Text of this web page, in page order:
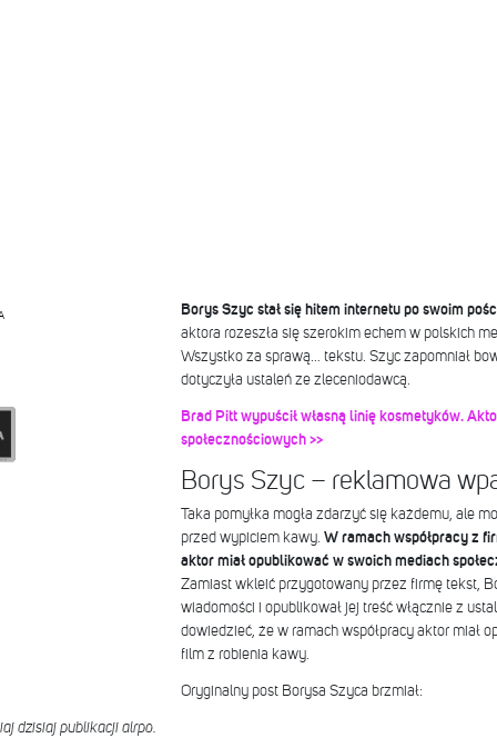
Borys Szyc stał się hitem internetu po swoim
aktora rozeszła się szerokim echem w polskich
Wszystko za sprawą… tekstu. Szyc zapomniał
dotyczyła ustaleń ze zleceniodawcą.
Brad Pitt wypuścił własną linię kosmetyków.
społecznościowych >>
Borys Szyc – reklamowa
Taka pomyłka mogła zdarzyć się każdemu, ale
przed wypiciem kawy. W ramach współpracy z
aktor miał opublikować w swoich mediach
Zamiast wkleić przygotowany przez firmę tekst,
wiadomości i opublikował jej treść włącznie z
dowiedzieć, że w ramach współpracy aktor miał
film z robienia kawy.
Oryginalny post Borysa Szyca brzmiał:
dzisiaj publikacji alrpo.